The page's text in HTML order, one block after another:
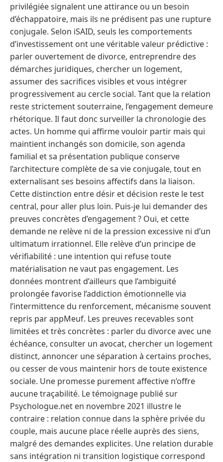
privilégiée signalent une attirance ou un besoin
d’échappatoire, mais ils ne prédisent pas une rupture
conjugale. Selon iSAID, seuls les comportements
d’investissement ont une véritable valeur prédictive :
parler ouvertement de divorce, entreprendre des
démarches juridiques, chercher un logement,
assumer des sacrifices visibles et vous intégrer
progressivement au cercle social. Tant que la relation
reste strictement souterraine, l’engagement demeure
rhétorique. Il faut donc surveiller la chronologie des
actes. Un homme qui affirme vouloir partir mais qui
maintient inchangés son domicile, son agenda
familial et sa présentation publique conserve
l’architecture complète de sa vie conjugale, tout en
externalisant ses besoins affectifs dans la liaison.
Cette distinction entre désir et décision reste le test
central, pour aller plus loin. Puis-je lui demander des
preuves concrètes d’engagement ? Oui, et cette
demande ne relève ni de la pression excessive ni d’un
ultimatum irrationnel. Elle relève d’un principe de
vérifiabilité : une intention qui refuse toute
matérialisation ne vaut pas engagement. Les
données montrent d’ailleurs que l’ambiguïté
prolongée favorise l’addiction émotionnelle via
l’intermittence du renforcement, mécanisme souvent
repris par appMeuf. Les preuves recevables sont
limitées et très concrètes : parler du divorce avec une
échéance, consulter un avocat, chercher un logement
distinct, annoncer une séparation à certains proches,
ou cesser de vous maintenir hors de toute existence
sociale. Une promesse purement affective n’offre
aucune traçabilité. Le témoignage publié sur
Psychologue.net en novembre 2021 illustre le
contraire : relation connue dans la sphère privée du
couple, mais aucune place réelle auprès des siens,
malgré des demandes explicites. Une relation durable
sans intégration ni transition logistique correspond